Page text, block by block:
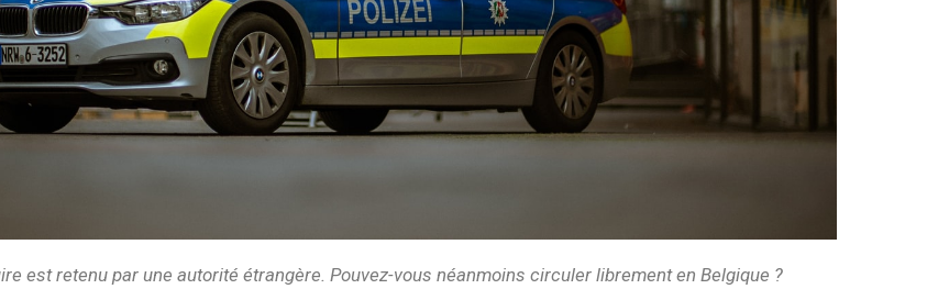
est retenu par une autorité étrangère. Pouvez-vous néanmoins circuler librement en Belgique ?